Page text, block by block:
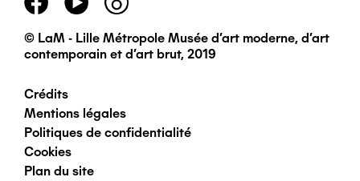
principal
© LaM - Lille Métropole Musée d'art moderne, d'art
contemporain et d'art brut, 2019
Pied
de
Crédits
Mentions légales
Politiques de confidentialité
Cookies
Plan du site